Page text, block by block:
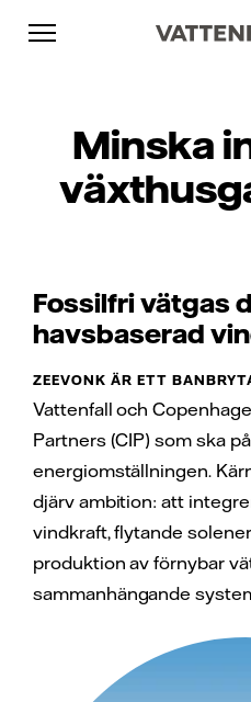
Skip to content
Gå till huvudnavigeringen
Gå till sidfoten
Minska
Fossilfri vätgas
havsbaserad
ZEEVONK ÄR ETT
Vattenfall och
Partners (CIP) som ska
energiomställningen.
djärv ambition: att
vindkraft, flytande
produktion av förnybar
sammanhängande
Gå till huvudnavigeringen